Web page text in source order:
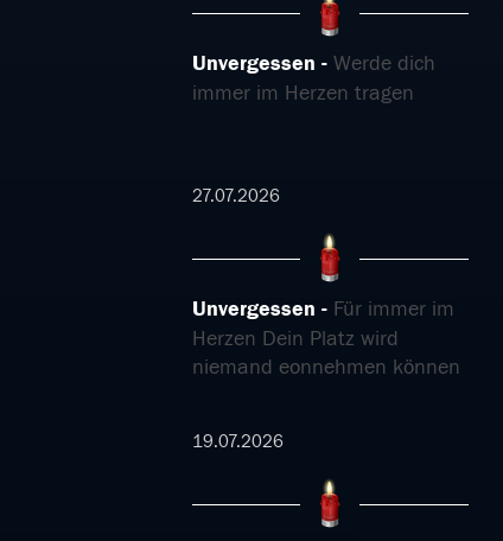
Unvergessen
Werde dich
immer im Herzen tragen
27.07.2026
Unvergessen
Für immer im
Herzen Dein Platz wird
niemand eonnehmen können
19.07.2026